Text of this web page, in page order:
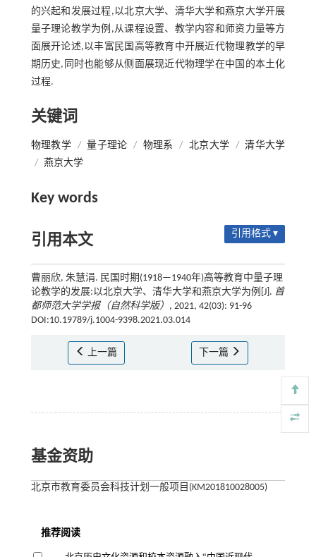
的兴起和发展过程,以北京大学、清华大学和燕京大学开展
量子理论教学为例,从课程设置、教学内容和师资力量等方
面展开论述,以丰富民国高等教育中开展近代物理教学的早
期历史,同时也能够从侧面展现近代物理学在中国的本土化
过程.
关键词
物理教学 / 量子理论 / 物理系 / 北京大学 / 清华大学
/ 燕京大学
Key words
引用本文 引用格式 ▾
曹丽欣, 朱慧涓. 民国时期(1918—1940年)高等教育中量子理
论教学的发展:以北京大学、清华大学和燕京大学为例[J]. 首
都师范大学学报（自然科学版） , 2021, 42(03): 91-96
DOI:10.19789/j.1004-9398.2021.03.014
上一篇 下一篇
基金资助
北京市教育委员会科技计划一般项目(KM201810028005)